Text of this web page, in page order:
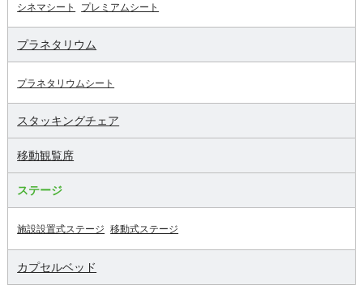
シネマシート プレミアムシート
プラネタリウム
プラネタリウムシート
スタッキングチェア
移動観覧席
ステージ
施設設置式ステージ 移動式ステージ
カプセルベッド